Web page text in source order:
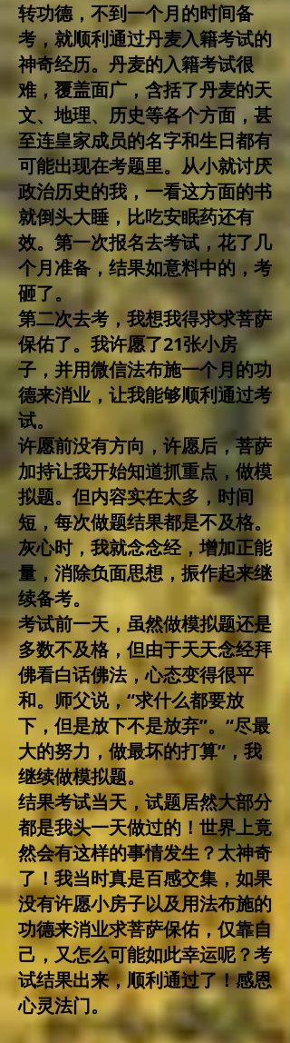
转功德，不到一个月的时间备
考，就顺利通过丹麦入籍考试的
神奇经历。丹麦的入籍考试很
难，覆盖面广，含括了丹麦的天
文、地理、历史等各个方面，甚
至连皇家成员的名字和生日都有
可能出现在考题里。 从小就讨厌
政治历史的我，一看这方面的书
就倒头大睡，比吃安眠药还有
效。第一次报名去考试，花了几
个月准备，结果如意料中的，考
砸了。
第二次去考，我想我得求求菩萨
保佑了。我许愿了21张小房
子，并用微信法布施一个月的功
德来消业，让我能够顺利通过考
试。
许愿前没有方向，许愿后，菩萨
加持让我开始知道抓重点，做模
拟题。但内容实在太多，时间
短，每次做题结果都是不及格。
灰心时，我就念念经，增加正能
量，消除负面思想，振作起来继
续备考。
考试前一天，虽然做模拟题还是
多数不及格，但由于天天念经拜
佛看白话佛法，心态变得很平
和。师父说，“求什么都要放
下，但是放下不是放弃”。“尽最
大的努力，做最坏的打算”，我
继续做模拟题。
结果考试当天，试题居然大部分
都是我头一天做过的！世界上竟
然会有这样的事情发生？太神奇
了！我当时真是百感交集，如果
没有许愿小房子以及用法布施的
功德来消业求菩萨保佑，仅靠自
己，又怎么可能如此幸运呢？考
试结果出来，顺利通过了！感恩
心灵法门。